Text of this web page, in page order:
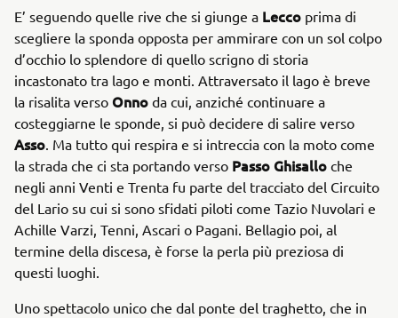
E’ seguendo quelle rive che si giunge a Lecco prima di
scegliere la sponda opposta per ammirare con un sol colpo
d’occhio lo splendore di quello scrigno di storia
incastonato tra lago e monti. Attraversato il lago è breve
la risalita verso Onno da cui, anziché continuare a
costeggiarne le sponde, si può decidere di salire verso
Asso. Ma tutto qui respira e si intreccia con la moto come
la strada che ci sta portando verso Passo Ghisallo che
negli anni Venti e Trenta fu parte del tracciato del Circuito
del Lario su cui si sono sfidati piloti come Tazio Nuvolari e
Achille Varzi, Tenni, Ascari o Pagani. Bellagio poi, al
termine della discesa, è forse la perla più preziosa di
questi luoghi.
Uno spettacolo unico che dal ponte del traghetto, che in